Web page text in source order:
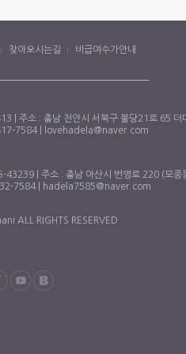
찾아오시는길 비급여수가안내
| 주소 : 충남 천안시 서북구 불당21로 65 더
7584 | lovehadela@naver.com
43239 | 주소 : 충남 아산시 번영로 220 (모종
7584 | hadela7585@naver.com
ALL RIGHTS RESERVED